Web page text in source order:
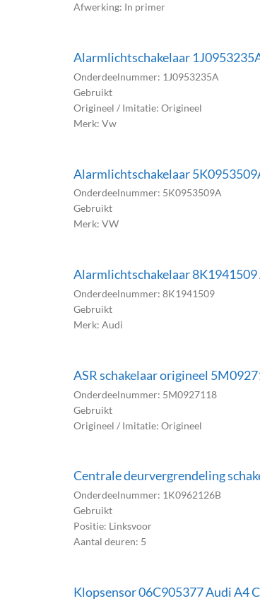
Afwerking: In primer
Alarmlichtschakelaar
Onderdeelnummer: 1J0953235A
Gebruikt
Origineel / Imitatie: Origineel
Merk: Vw
Alarmlichtschakelaar
Onderdeelnummer: 5K0953509A
Gebruikt
Merk: VW
Alarmlichtschakelaar 8K1941509
Onderdeelnummer: 8K1941509
Gebruikt
Merk: Audi
ASR schakelaar origineel
Onderdeelnummer: 5M0927118
Gebruikt
Origineel / Imitatie: Origineel
Centrale deurvergrendeling
Onderdeelnummer: 1K0962126B
Gebruikt
Positie: Linksvoor
Aantal deuren: 5
Klopsensor 06C905377 Audi A4